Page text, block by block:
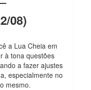
08)
a Lua Cheia em
à tona questões
a fazer ajustes
especialmente no
mesmo.